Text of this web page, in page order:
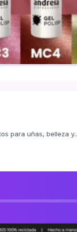
para uñas, belleza